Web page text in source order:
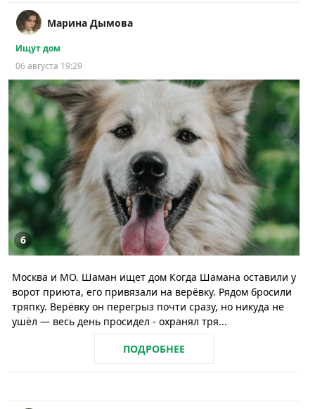
Марина Дымова
Ищут дом
06 августа 19:29
6
Москва и МО. Шаман ищет дом Когда Шамана оставили у
ворот приюта, его привязали на верёвку. Рядом бросили
тряпку. Верёвку он перегрыз почти сразу, но никуда не
ушёл — весь день просидел - охранял тря...
ПОДРОБНЕЕ